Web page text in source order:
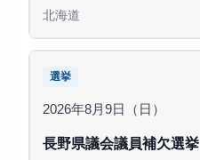
北海道
選挙
2026年8月9日（日）
長野県議会議員補欠選挙